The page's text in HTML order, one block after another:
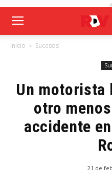
Inicio Sucesos
Un
otro
accidente
21 de